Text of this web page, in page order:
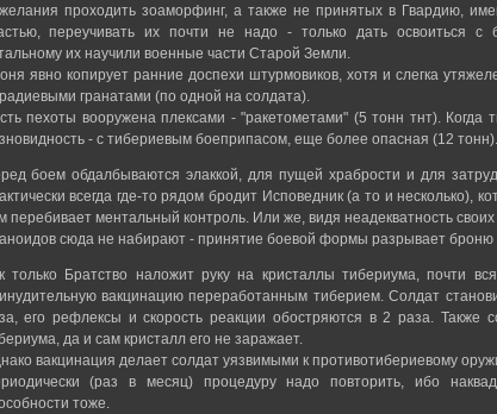
проходить зоаморфинг, а также не принятых в Гвардию,
переучивать их почти не надо - только дать освоиться с
их научили военные части Старой Земли.
явно копирует ранние доспехи штурмовиков, хотя и слегка
гранатами (по одной на солдата).
пехоты вооружена плексами - "ракетометами" (5 тонн тнт). Когда
- с тибериевым боеприпасом, еще более опасная (12 тонн).
боем обдалбываются элаккой, для пущей храбрости и для
всегда где-то рядом бродит Исповедник (а то и несколько),
перебивает ментальный контроль. Или же, видя неадекватность
сюда не набирают - принятие боевой формы разрывает броню
только Братство наложит руку на кристаллы тибериума, почти
вакцинацию переработанным тиберием. Солдат
его рефлексы и скорость реакции обостряются в 2 раза. Также
да и сам кристалл его не заражает.
вакцинация делает солдат уязвимыми к противотибериевому
(раз в месяц) процедуру надо повторить, ибо
тоже.